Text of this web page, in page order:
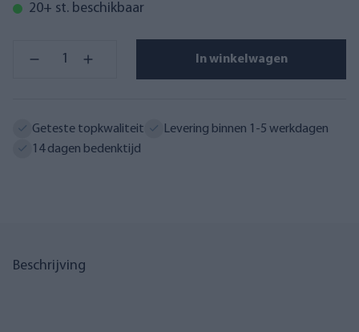
20+ st. beschikbaar
In winkelwagen
Geteste topkwaliteit
Levering binnen 1-5 werkdagen
14 dagen bedenktijd
Beschrijving